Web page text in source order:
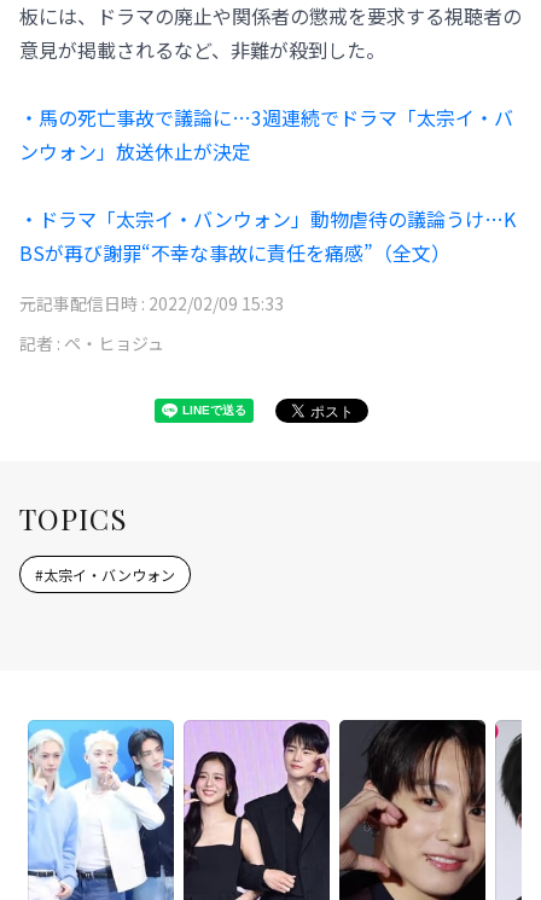
板には、ドラマの廃止や関係者の懲戒を要求する視聴者の
意見が掲載されるなど、非難が殺到した。
・馬の死亡事故で議論に…3週連続でドラマ「太宗イ・バ
ンウォン」放送休止が決定
・ドラマ「太宗イ・バンウォン」動物虐待の議論うけ…K
BSが再び謝罪“不幸な事故に責任を痛感”（全文）
元記事配信日時 : 2022/02/09 15:33
記者 : ペ・ヒョジュ
TOPICS
#太宗イ・バンウォン